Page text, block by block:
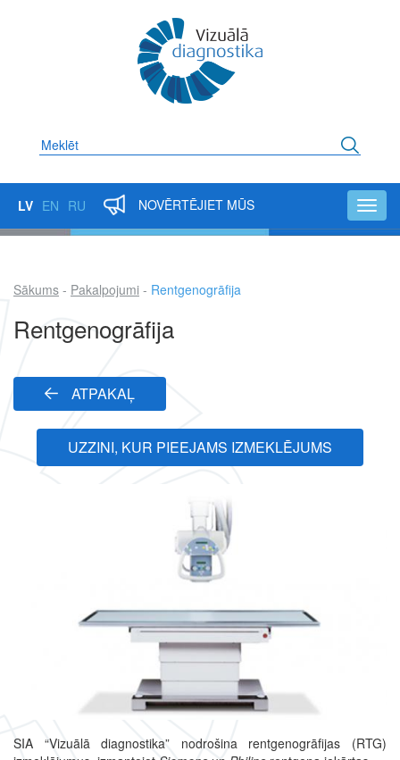
Meklēt
LV EN RU NOVĒRTĒJIET MŪS
Atpakaļceļš
Sākums Pakalpojumi Rentgenogrāfija
Rentgenogrāfija
ATPAKAĻ
UZZINI, KUR PIEEJAMS IZMEKLĒJUMS
SIA “Vizuālā diagnostika” nodrošina rentgenogrāfijas (RTG)